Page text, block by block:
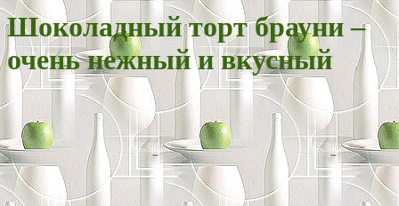
Шоколадный торт брауни –
очень нежный и вкусный